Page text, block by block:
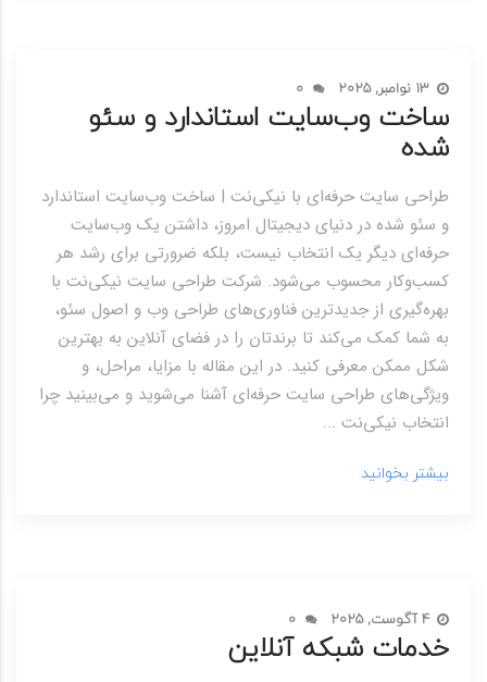
13 نوامبر, 2025 0
ساخت وب‌سایت استاندارد و سئو
شده
طراحی سایت حرفه‌ای با نیکی‌نت | ساخت وب‌سایت استاندارد
و سئو شده در دنیای دیجیتال امروز، داشتن یک وب‌سایت
حرفه‌ای دیگر یک انتخاب نیست، بلکه ضرورتی برای رشد هر
کسب‌وکار محسوب می‌شود. شرکت طراحی سایت نیکی‌نت با
بهره‌گیری از جدیدترین فناوری‌های طراحی وب و اصول سئو،
به شما کمک می‌کند تا برندتان را در فضای آنلاین به بهترین
شکل ممکن معرفی کنید. در این مقاله با مزایا، مراحل، و
ویژگی‌های طراحی سایت حرفه‌ای آشنا می‌شوید و می‌بینید چرا
انتخاب نیکی‌نت ...
بیشتر بخوانید
4 آگوست, 2025 0
خدمات شبکه آنلاین